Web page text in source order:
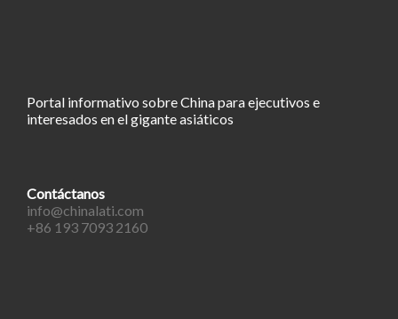
Portal informativo sobre China para ejecutivos e
interesados en el gigante asiáticos
Contáctanos
info@chinalati.com
+86 193 7093 2160